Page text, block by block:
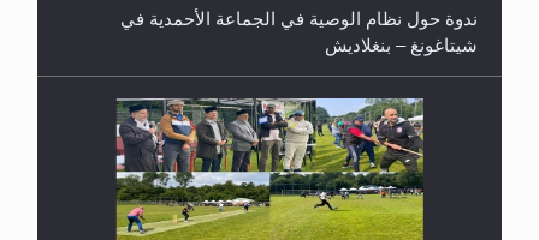
اليوم الوطني الرياضي لمجلس أنصار الله في هولندا